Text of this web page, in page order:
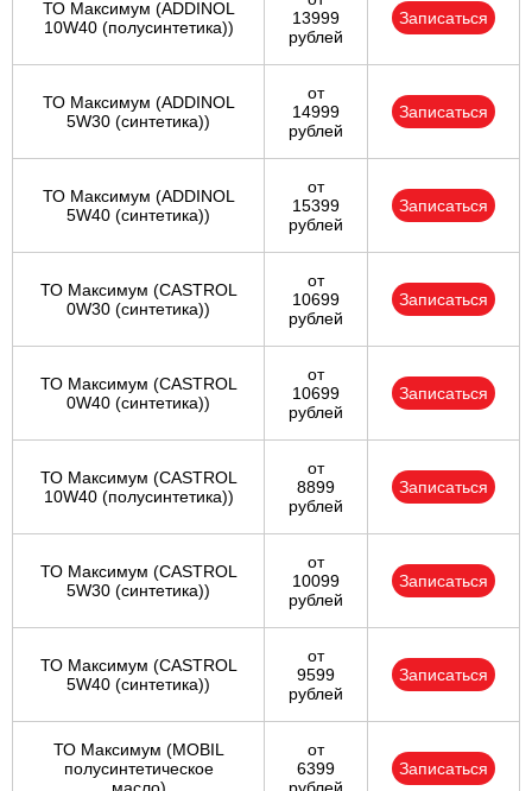
ТО Максимум (ADDINOL
10W40 (полусинтетика))
13999
рублей
Записаться
ТО Максимум (ADDINOL
5W30 (синтетика))
от
14999
рублей
Записаться
ТО Максимум (ADDINOL
5W40 (синтетика))
от
15399
рублей
Записаться
ТО Максимум (CASTROL
0W30 (синтетика))
от
10699
рублей
Записаться
ТО Максимум (CASTROL
0W40 (синтетика))
от
10699
рублей
Записаться
ТО Максимум (CASTROL
10W40 (полусинтетика))
от
8899
рублей
Записаться
ТО Максимум (CASTROL
5W30 (синтетика))
от
10099
рублей
Записаться
ТО Максимум (CASTROL
5W40 (синтетика))
от
9599
рублей
Записаться
ТО Максимум (MOBIL
полуcинтетическое
от
6399
Записаться